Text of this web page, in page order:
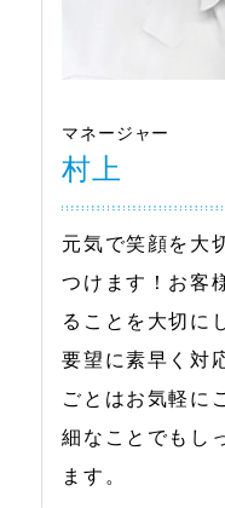
マネージャー
村上
元気で笑顔を大
つけます！お客
ることを大切に
要望に素早く対
ごとはお気軽に
細なことでもし
ます。